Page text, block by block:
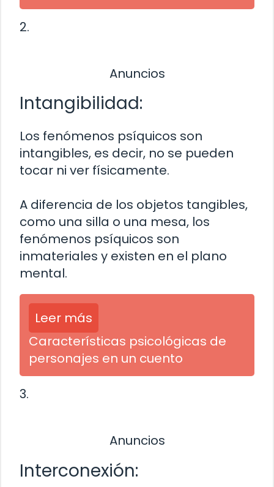
2.
Anuncios
Intangibilidad:
Los fenómenos psíquicos son
intangibles, es decir, no se pueden
tocar ni ver físicamente.
A diferencia de los objetos tangibles,
como una silla o una mesa, los
fenómenos psíquicos son
inmateriales y existen en el plano
mental.
Leer más
Características psicológicas de
personajes en un cuento
3.
Anuncios
Interconexión: